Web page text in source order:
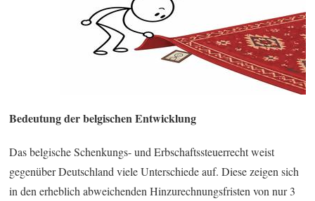
Bedeutung der belgischen Entwicklung
Das belgische Schenkungs- und Erbschaftssteuerrecht weist
gegenüber Deutschland viele Unterschiede auf. Diese zeigen sich
in den erheblich abweichenden Hinzurechnungsfristen von nur 3